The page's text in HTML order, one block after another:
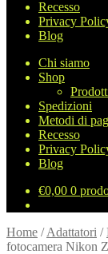
Recesso
Privacy
Blog
Chi siamo
Shop
Spedizioni
Metodi di
Recesso
Privacy
Blog
€0,00 0
Home /Adattatori /
fotocamera Nikon